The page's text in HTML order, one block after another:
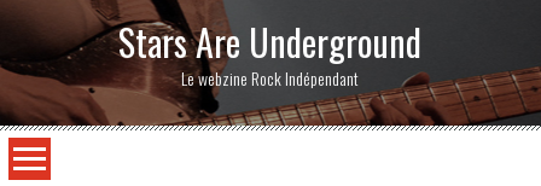
Stars Are Underground
Le webzine Rock Indépendant